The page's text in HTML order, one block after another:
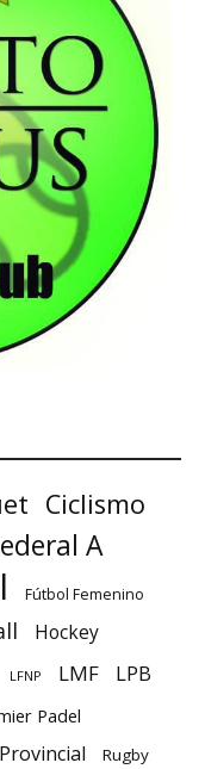
Ciclismo
A
Fútbol Femenino
Hockey
LFNP LMF LPB
Padel
Rugby